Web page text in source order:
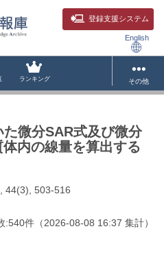
登録支援システム
English
ランキング その他
微分SAR式及び微分
内の線量を算出する
44(3), 503-516
:540件 （2026-08-08 16:37 集計）